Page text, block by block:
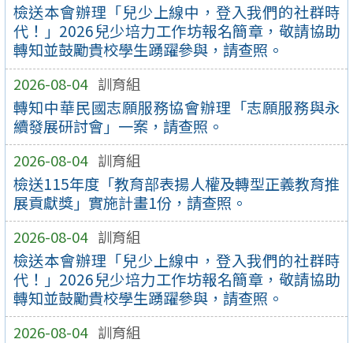
檢送本會辦理「兒少上線中，登入我們的社群時
代！」2026兒少培力工作坊報名簡章，敬請協助
轉知並鼓勵貴校學生踴躍參與，請查照。
2026-08-04 訓育組
轉知中華民國志願服務協會辦理「志願服務與永
續發展研討會」一案，請查照。
2026-08-04 訓育組
檢送115年度「教育部表揚人權及轉型正義教育推
展貢獻獎」實施計畫1份，請查照。
2026-08-04 訓育組
檢送本會辦理「兒少上線中，登入我們的社群時
代！」2026兒少培力工作坊報名簡章，敬請協助
轉知並鼓勵貴校學生踴躍參與，請查照。
2026-08-04 訓育組